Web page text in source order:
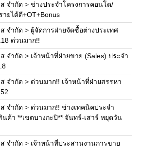
จำกัด > ช่างประจำโครงการคอนโด/
ายได้ดี+OT+Bonus
จำกัด > ผู้จัดการฝ่ายจัดซื้อต่างประเทศ
ด่วนมาก!!
จำกัด > เจ้าหน้าที่ฝ่ายขาย (Sales) ประจำ
จำกัด > ด่วนมาก!! เจ้าหน้าที่ฝ่ายสรรหา
จำกัด > ด่วนมาก!! ช่างเทคนิคประจำ
ค้า **เขตบางกะปิ** จันทร์-เสาร์ หยุดวัน
จำกัด > เจ้าหน้าที่ประสานงานการขาย